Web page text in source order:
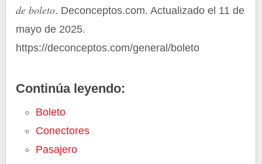
de boleto. Deconceptos.com. Actualizado el 11 de
mayo de 2025.
https://deconceptos.com/general/boleto
Continúa leyendo:
Boleto
Conectores
Pasajero